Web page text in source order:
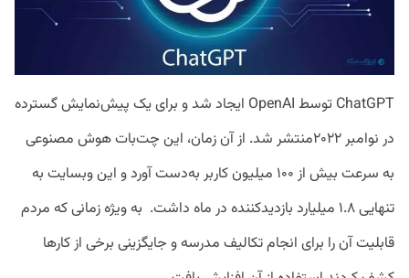
ChatGPT توسط OpenAI ایجاد شد و برای یک پیش‌نمایش گسترده
در نوامبر ۲۰۲۲منتشر شد. از آن زمان، این چت‌بات هوش مصنوعی
به سرعت بیش از ۱۰۰ میلیون کاربر به‌دست آورد و این وبسایت به
تنهایی ۱.۸ میلیارد بازدیدکننده در ماه داشت. به‌ ویژه زمانی که مردم
قابلیت آن را برای انجام تکالیف مدرسه و جایگزینی برخی از کارها